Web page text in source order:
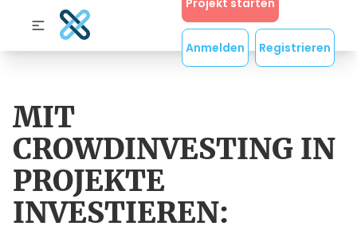
Projekt starten
Anmelden Registrieren
MIT
CROWDINVESTING IN
PROJEKTE
INVESTIEREN: